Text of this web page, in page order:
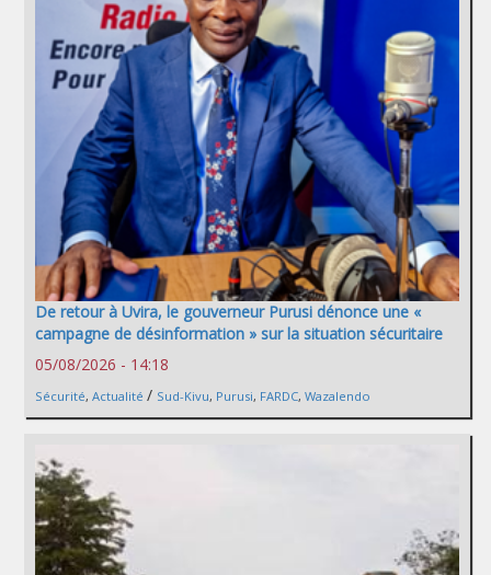
De retour à Uvira, le gouverneur Purusi dénonce une «
campagne de désinformation » sur la situation sécuritaire
05/08/2026 - 14:18
Sécurité, Actualité / Sud-Kivu, Purusi, FARDC, Wazalendo